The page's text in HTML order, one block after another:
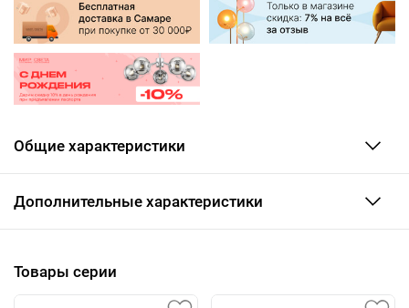
Общие характеристики
Дополнительные характеристики
Товары серии